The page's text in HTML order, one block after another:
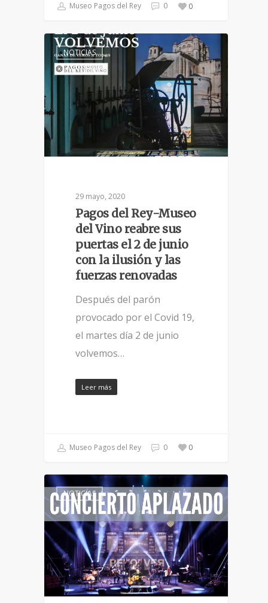
Museo Pagos del Rey 0 0
NOTICIAS
29 mayo, 2020
Pagos del Rey-Museo
del Vino reabre sus
puertas el 2 de junio
con la ilusión y las
fuerzas renovadas
Después del parón
provocado por el Covid 19,
el martes día 2 de junio
volvemos…
Leer más
Museo Pagos del Rey 0 0
NOTICIAS